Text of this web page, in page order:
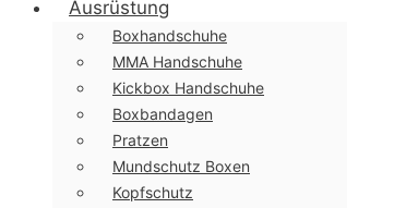
Ausrüstung
Boxhandschuhe
MMA Handschuhe
Kickbox Handschuhe
Boxbandagen
Pratzen
Mundschutz Boxen
Kopfschutz